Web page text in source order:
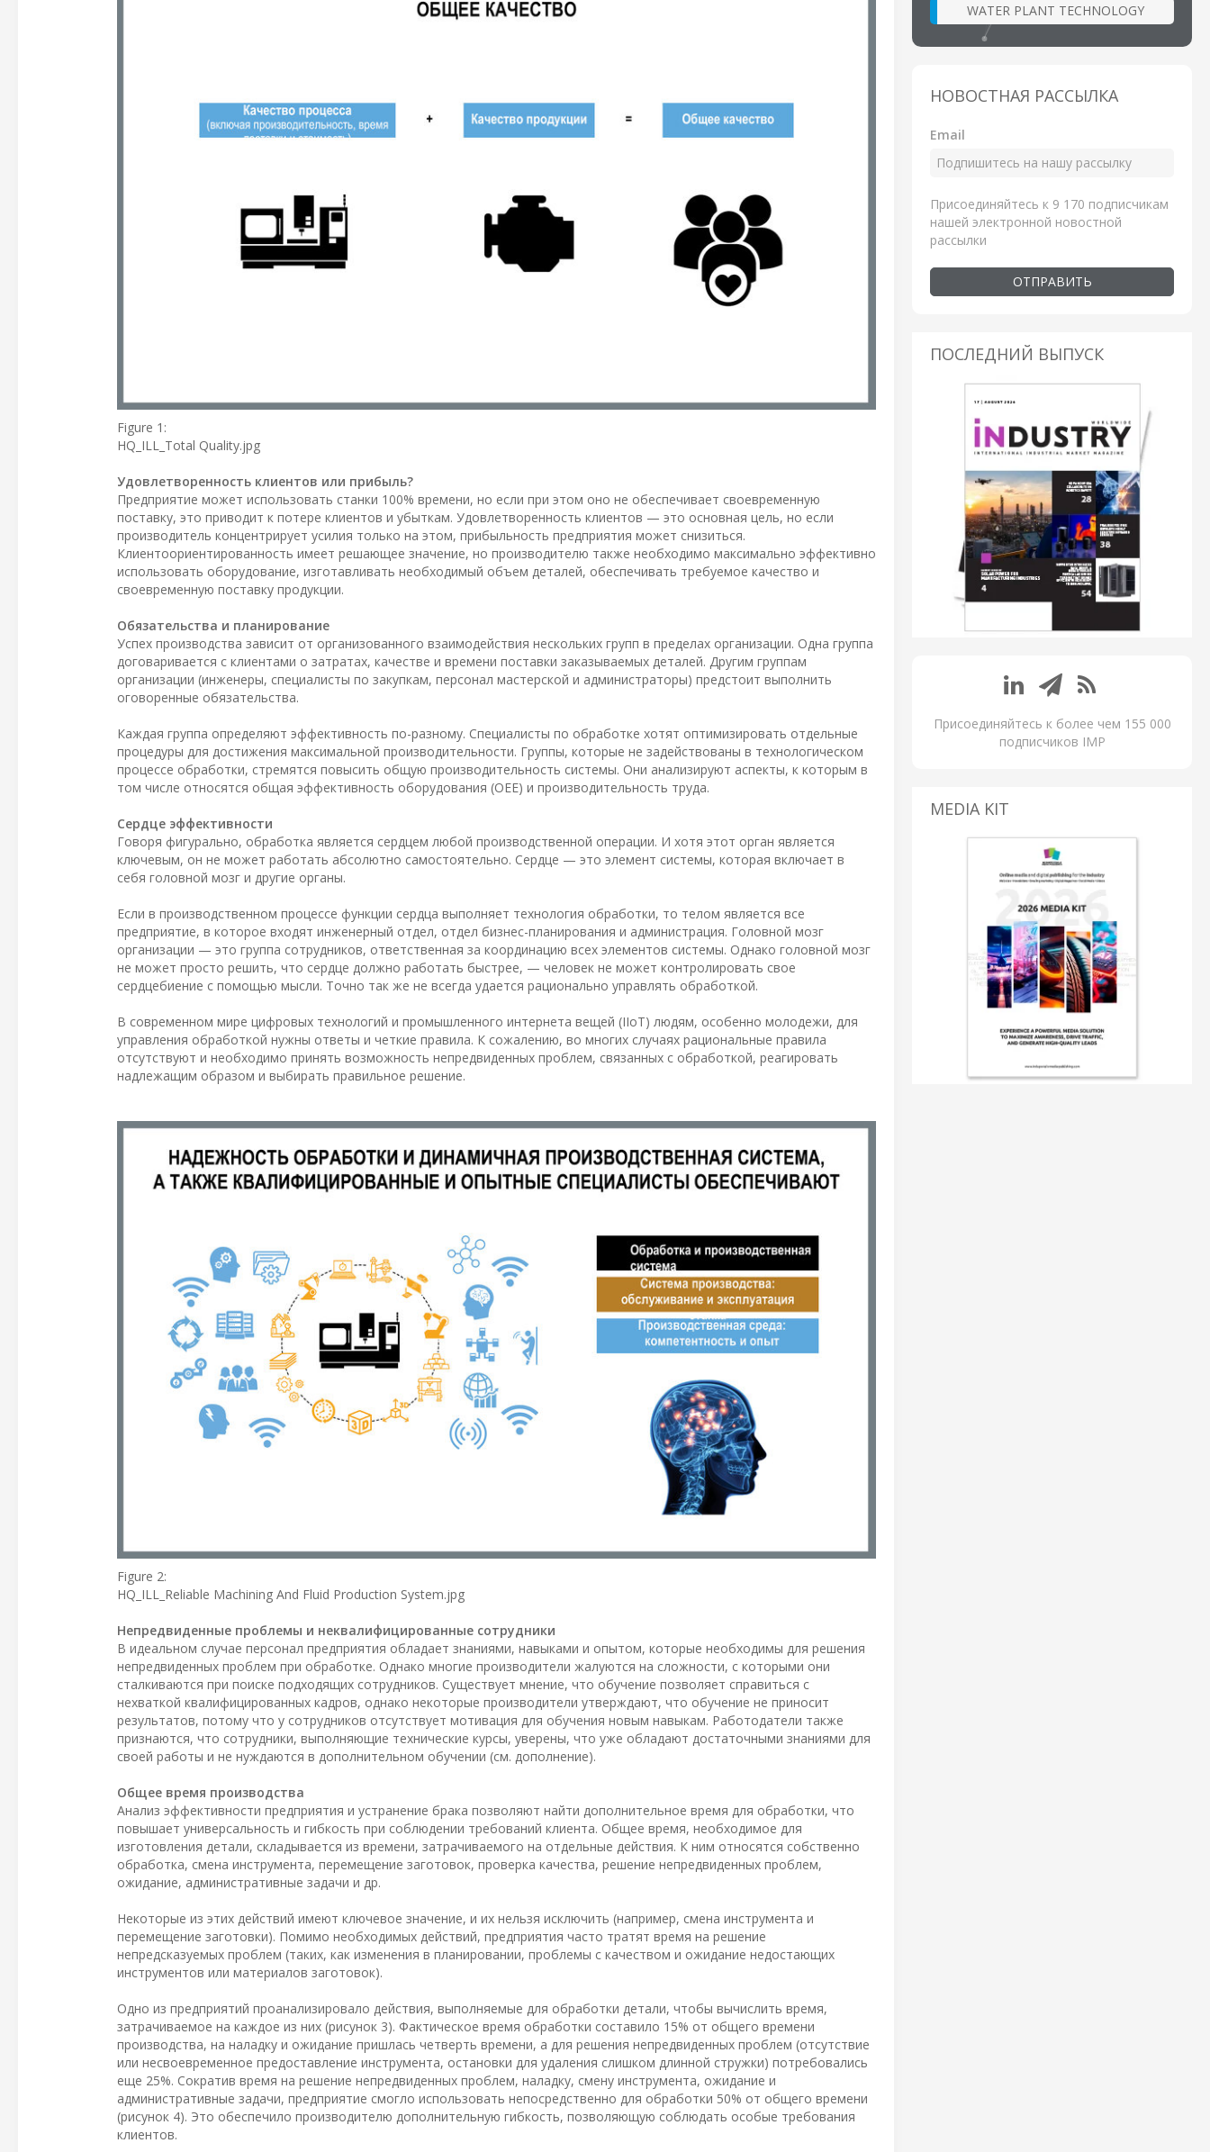
Figure 1:
HQ_ILL_Total Quality.jpg
Удовлетворенность клиентов или прибыль?
Предприятие может использовать станки 100% времени, но если при этом оно не обеспечивает своевременную
поставку, это приводит к потере клиентов и убыткам. Удовлетворенность клиентов — это основная цель, но если
производитель концентрирует усилия только на этом, прибыльность предприятия может снизиться.
Клиентоориентированность имеет решающее значение, но производителю также необходимо максимально эффективно
использовать оборудование, изготавливать необходимый объем деталей, обеспечивать требуемое качество и
своевременную поставку продукции.
Обязательства и планирование
Успех производства зависит от организованного взаимодействия нескольких групп в пределах организации. Одна группа
договаривается с клиентами о затратах, качестве и времени поставки заказываемых деталей. Другим группам
организации (инженеры, специалисты по закупкам, персонал мастерской и администраторы) предстоит выполнить
оговоренные обязательства.
Каждая группа определяют эффективность по-разному. Специалисты по обработке хотят оптимизировать отдельные
процедуры для достижения максимальной производительности. Группы, которые не задействованы в технологическом
процессе обработки, стремятся повысить общую производительность системы. Они анализируют аспекты, к которым в
том числе относятся общая эффективность оборудования (OEE) и производительность труда.
Сердце эффективности
Говоря фигурально, обработка является сердцем любой производственной операции. И хотя этот орган является
ключевым, он не может работать абсолютно самостоятельно. Сердце — это элемент системы, которая включает в
себя головной мозг и другие органы.
Если в производственном процессе функции сердца выполняет технология обработки, то телом является все
предприятие, в которое входят инженерный отдел, отдел бизнес-планирования и администрация. Головной мозг
организации — это группа сотрудников, ответственная за координацию всех элементов системы. Однако головной мозг
не может просто решить, что сердце должно работать быстрее, — человек не может контролировать свое
сердцебиение с помощью мысли. Точно так же не всегда удается рационально управлять обработкой.
В современном мире цифровых технологий и промышленного интернета вещей (IIoT) людям, особенно молодежи, для
управления обработкой нужны ответы и четкие правила. К сожалению, во многих случаях рациональные правила
отсутствуют и необходимо принять возможность непредвиденных проблем, связанных с обработкой, реагировать
надлежащим образом и выбирать правильное решение.
Figure 2:
HQ_ILL_Reliable Machining And Fluid Production System.jpg
Непредвиденные проблемы и неквалифицированные сотрудники
В идеальном случае персонал предприятия обладает знаниями, навыками и опытом, которые необходимы для решения
непредвиденных проблем при обработке. Однако многие производители жалуются на сложности, с которыми они
сталкиваются при поиске подходящих сотрудников. Существует мнение, что обучение позволяет справиться с
нехваткой квалифицированных кадров, однако некоторые производители утверждают, что обучение не приносит
результатов, потому что у сотрудников отсутствует мотивация для обучения новым навыкам. Работодатели также
признаются, что сотрудники, выполняющие технические курсы, уверены, что уже обладают достаточными знаниями для
своей работы и не нуждаются в дополнительном обучении (см. дополнение).
Общее время производства
Анализ эффективности предприятия и устранение брака позволяют найти дополнительное время для обработки, что
повышает универсальность и гибкость при соблюдении требований клиента. Общее время, необходимое для
изготовления детали, складывается из времени, затрачиваемого на отдельные действия. К ним относятся собственно
обработка, смена инструмента, перемещение заготовок, проверка качества, решение непредвиденных проблем,
ожидание, административные задачи и др.
Некоторые из этих действий имеют ключевое значение, и их нельзя исключить (например, смена инструмента и
перемещение заготовки). Помимо необходимых действий, предприятия часто тратят время на решение
непредсказуемых проблем (таких, как изменения в планировании, проблемы с качеством и ожидание недостающих
инструментов или материалов заготовок).
Одно из предприятий проанализировало действия, выполняемые для обработки детали, чтобы вычислить время,
затрачиваемое на каждое из них (рисунок 3). Фактическое время обработки составило 15% от общего времени
производства, на наладку и ожидание пришлась четверть времени, а для решения непредвиденных проблем (отсутствие
или несвоевременное предоставление инструмента, остановки для удаления слишком длинной стружки) потребовались
еще 25%. Сократив время на решение непредвиденных проблем, наладку, смену инструмента, ожидание и
административные задачи, предприятие смогло использовать непосредственно для обработки 50% от общего времени
(рисунок 4). Это обеспечило производителю дополнительную гибкость, позволяющую соблюдать особые требования
клиентов.
WATER PLANT TECHNOLOGY
НОВОСТНАЯ РАССЫЛКА
Email
Присоединяйтесь к 9 170 подписчикам
нашей электронной новостной
рассылки
ОТПРАВИТЬ
ПОСЛЕДНИЙ ВЫПУСК
Присоединяйтесь к более чем 155 000
подписчиков IMP
MEDIA KIT